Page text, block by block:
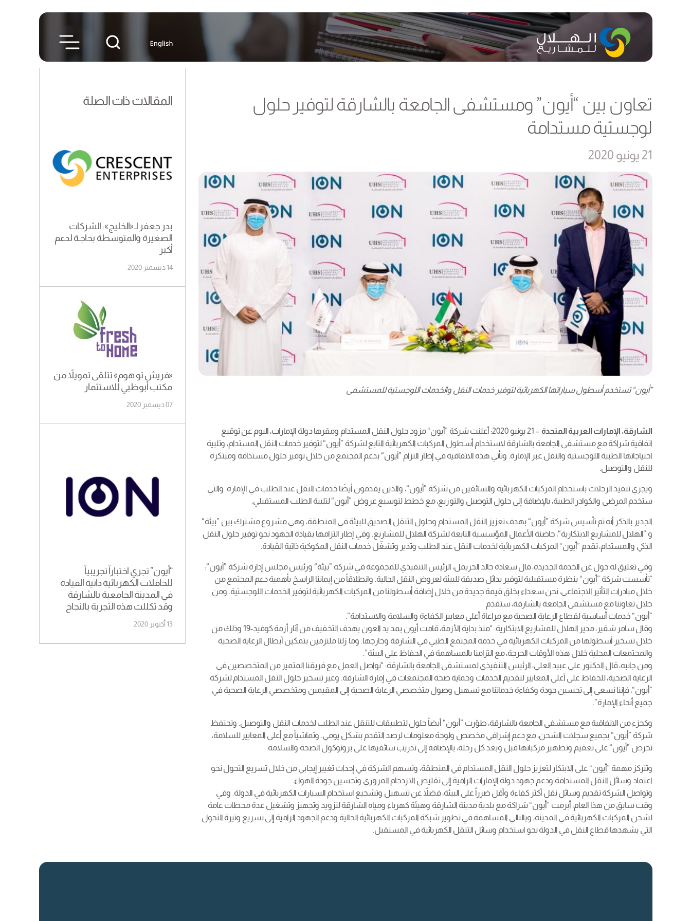
تعاون بين “أيون” ومستشفى الجامعة بالشارقة لتوفير حلول
لوجستية مستدامة
21 يونيو 2020
”أيون“ تستخدم أسطول سياراتها الكهربائية لتوفير خدمات النقل والخدمات اللوجستية للمستشفى
الشارقة، الإمارات العربية المتحدة
– 21 يونيو 2020: أعلنت شركة ”أيون“ مزود حلول النقل المستدام ومقرها دولة الإمارات، اليوم عن توقيع
اتفاقية شراكة مع مستشفى الجامعة بالشارقة لاستخدام أسطول المركبات الكهربائية التابع لشركة ”أيون“ لتوفير خدمات النقل المستدام، وتلبية
احتياجاتها الطبية اللوجستية والنقل عبر الإمارة. وتأتي هذه الاتفاقية في إطار التزام ”أيون“ بدعم المجتمع من خلال توفير حلول مستدامة ومبتكرة
للنقل والتوصيل.
ويجري تنفيذ الرحلات باستخدام المركبات الكهربائية والسائقين من شركة ”أيون“، والذين يقدمون أيضًا خدمات النقل عند الطلب في الإمارة. والتي
ستخدم المرضى والكوادر الطبية، بالإضافة إلى حلول التوصيل والتوزيع، مع خطط لتوسيع عروض ”أيون“ لتلبية الطلب المستقبلي.
الجدير بالذكر أنه تم تأسيس شركة ”أيون“ بهدف تعزيز النقل المستدام وحلول التنقل الصديق للبيئة في المنطقة، وهي مشروع مشترك بين ”بيئة“
و ”الهلال للمشاريع الابتكارية“، حاضنة الأعمال المؤسسية التابعة لشركة الهلال للمشاريع. وفي إطار التزامها بقيادة الجهود نحو توفير حلول النقل
الذكي والمستدام، تقدم ”أيون“ المركبات الكهربائية لخدمات النقل عند الطلب وتدير وتشغّل خدمات النقل المكوكية ذاتية القيادة.
وفي تعليق له حول عن الخدمة الجديدة، قال سعادة خالد الحريمل، الرئيس التنفيذي للمجموعة في شركة ”بيئة“ ورئيس مجلس إدارة شركة ”أيون“:
”تأسست شركة ”أيون“ بنظرة مستقبلية لتوفير بدائل صديقة للبيئة لعروض النقل الحالية. وانطلاقاً من إيماننا الراسخ بأهمية دعم المجتمع من
خلال مبادرات التأثير الاجتماعي، نحن سعداء بخلق قيمة جديدة من خلال إضافة أسطولنا من المركبات الكهربائية لتوفير الخدمات اللوجستية. ومن
خلال تعاوننا مع مستشفى الجامعة بالشارقة، ستقدم
”أيون“ خدمات أساسية لقطاع الرعاية الصحية مع مراعاة أعلى معايير الكفاءة والسلامة والاستدامة”.
وقال سامر شقير، مدير الهلال للمشاريع الابتكارية: “منذ بداية الأزمة، قامت أيون بمد يد العون بهدف التخفيف من آثار أزمة كوفيد-19 وذلك من
خلال تسخير أسطولها من المركبات الكهربائية في خدمة المجتمع الطبي في الشارقة وخارجها. وما زلنا ملتزمين بتمكين أبطال الرعاية الصحية
والمجتمعات المحلية خلال هذه الأوقات الحرجة، مع التزامنا بالمساهمة في الحفاظ على البيئة”.
ومن جانبه، قال الدكتور علي عبيد العلي، الرئيس التنفيذي لمستشفى الجامعة بالشارقة: “نواصل العمل مع فريقنا المتميز من المتخصصين في
الرعاية الصحية، للحفاظ على أعلى المعايير لتقديم الخدمات وحماية صحة المجتمعات في إمارة الشارقة. وعبر تسخير حلول النقل المستدام لشركة
”أيون“، فإننا نسعى إلى تحسين جودة وكفاءة خدماتنا مع تسهيل وصول متخصصي الرعاية الصحية إلى المقيمين ومتخصصي الرعاية الصحية في
جميع أنحاء الإمارة”.
وكجزء من الاتفاقية مع مستشفى الجامعة بالشارقة، طوّرت ”أيون“ أيضاً حلول لتطبيقات للتنقل عند الطلب لخدمات النقل والتوصيل. وتحتفظ
شركة ”أيون“ بجميع سجلات الشحن، مع دعم إشرافي مخصص ولوحة معلومات لرصد التقدم بشكل يومي. وتماشياً مع أعلى المعايير للسلامة،
تحرص ”أيون“ على تعقيم وتطهير مركباتها قبل وبعد كل رحلة، بالإضافة إلى تدريب سائقيها على بروتوكول الصحة والسلامة.
وتتركز مهمة ”أيون“ على الابتكار لتعزيز حلول النقل المستدام في المنطقة، وتسهم الشركة في إحداث تغيير إيجابي من خلال تسريع التحول نحو
اعتماد وسائل النقل المستدامة ودعم جهود دولة الإمارات الرامية إلى تقليص الازدحام المروري وتحسين جودة الهواء.
وتواصل الشركة تقديم وسائل نقل أكثر كفاءة وأقل ضرراً على البيئة، فضلاً عن تسهيل وتشجيع استخدام السيارات الكهربائية في الدولة. وفي
وقت سابق من هذا العام، أبرمت ”أيون“ شراكة مع بلدية مدينة الشارقة وهيئة كهرباء ومياه الشارقة لتزويد وتجهيز وتشغيل عدة محطات عامة
لشحن المركبات الكهربائية في المدينة، وبالتالي المساهمة في تطوير شبكة المركبات الكهربائية الحالية ودعم الجهود الرامية إلى تسريع وتيرة التحول
التي يشهدها قطاع النقل في الدولة نحو استخدام وسائل التنقل الكهربائية في المستقبل.
المقالات ذات الصلة
بدر جعفر لـ«الخليج»: الشركات
الصغيرة والمتوسطة بحاجـة لدعم
أكبر
14 ديسمبر 2020
«فريش تو هوم» تتلقى تمويلاً من
مكتب أبوظبي للاستثمار
07 ديسمبر 2020
“أيون” تجري اختباراً تجريبياً
للحافلات الكهربائية ذاتية القيادة
في المدينة الجامعية بالشارقة
وقد تكللت هذه التجربة بالنجاح
13 أكتوبر 2020